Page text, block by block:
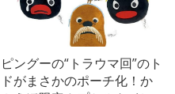
ピングーの“トラウマ回”のト
ドがまさかのポーチ化！か